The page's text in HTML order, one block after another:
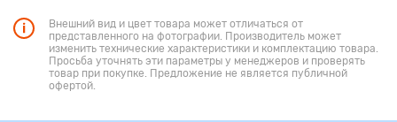
Внешний вид и цвет товара может отличаться от
представленного на фотографии. Производитель может
изменить технические характеристики и комплектацию товара.
Просьба уточнять эти параметры у менеджеров и проверять
товар при покупке. Предложение не является публичной
офертой.